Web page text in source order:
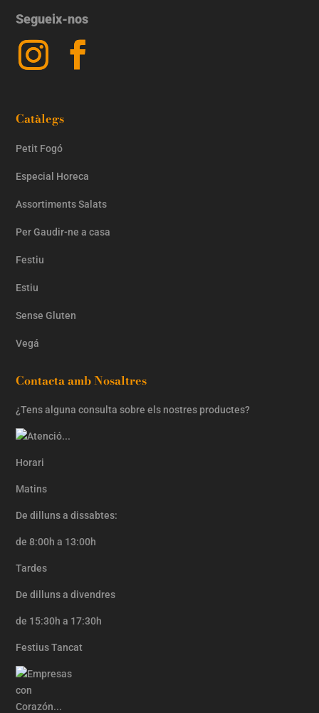
Segueix-nos
Catàlegs
Petit Fogó
Especial Horeca
Assortiments Salats
Per Gaudir-ne a casa
Festiu
Estiu
Sense Gluten
Vegá
Contacta amb Nosaltres
¿Tens alguna consulta sobre els nostres productes?
Horari
Matins
De dilluns a dissabtes:
de 8:00h a 13:00h
Tardes
De dilluns a divendres
de 15:30h a 17:30h
Festius Tancat